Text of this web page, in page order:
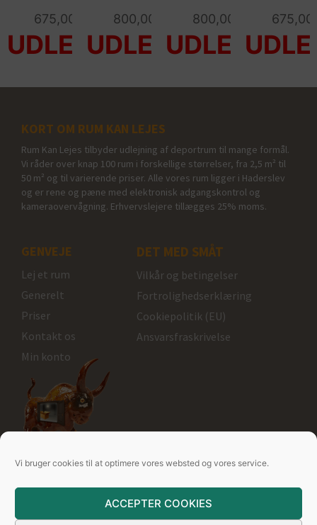
Vi bruger cookies til at optimere vores websted og vores service.
ACCEPTER COOKIES
675,00 800,00 800,00 675,00
KORT OM RUM KAN LEJES
Rum Kan Lejes tilbyder udlejning af deportrum til mange formål.
Vi råder over knap 100 rum i forskellige størrelser, fra 2,5 m² til
50 m² og til varierende priser. Alle vores rum ligger i Haderslev
og er rene og pæne med elektronisk adgangskontrol og
kameraovervågning. Erhvervslejere tillægges 25% moms.
GENVEJE
Lej et rum
Generelt
Priser
Kontakt os
Min konto
DET MED SMÅT
Vilkår og betingelser
Fortrolighedserklæring
Cookiepolitik (EU)
Ansvarsfraskrivelse